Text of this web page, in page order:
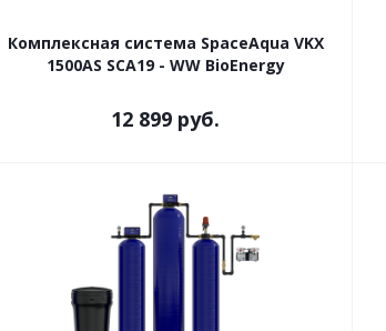
Комплексная система SpaceAqua VKX
1500AS SCA19 - WW BioEnergy
12 899 руб.